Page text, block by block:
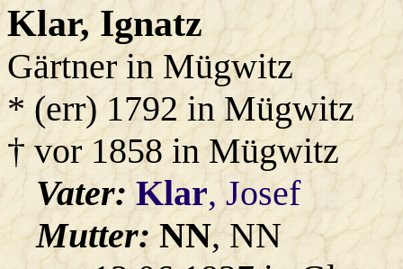
Klar, Ignatz
Gärtner in Mügwitz
* (err) 1792 in Mügwitz
† vor 1858 in Mügwitz
Vater:Klar, Josef
Mutter:NN, NN